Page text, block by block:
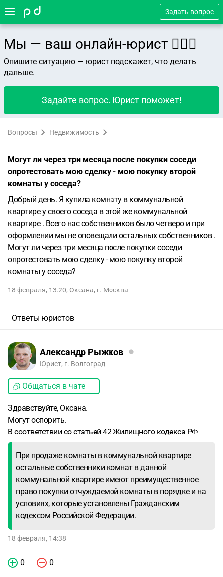
Задать вопрос
Мы — ваш онлайн-юрист 👨🏻‍⚖️
Опишите ситуацию — юрист подскажет, что делать
дальше.
Задайте вопрос. Юрист поможет!
Вопросы Недвижимость
Могут ли через три месяца после покупки соседи
опротестовать мою сделку - мою покупку второй
комнаты у соседа?
Добрый день. Я купила комнату в коммунальной
квартире у своего соседа в этой же коммунальной
квартире . Всего нас собственников было четверо и при
оформлении мы не оповещали остальных собственников .
Могут ли через три месяца после покупки соседи
опротестовать мою сделку - мою покупку второй
комнаты у соседа?
18 февраля, 13:20, Оксана, г. Москва
Ответы юристов
Александр Рыжков
Юрист, г. Волгоград
Общаться в чате
Здравствуйте, Оксана.
Могут оспорить.
В соответствии со статьей 42 Жилищного кодекса РФ
При продаже комнаты в коммунальной квартире
остальные собственники комнат в данной
коммунальной квартире имеют преимущественное
право покупки отчуждаемой комнаты в порядке и на
условиях, которые установлены Гражданским
кодексом Российской Федерации.
18 февраля, 14:38
0 0